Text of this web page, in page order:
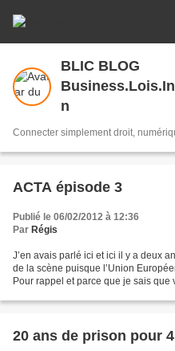
BLIC BLOG
n
Connecter simplement droit,
ACTA épisode 3
Publié le 06/02/2012 à 12:36
Par Régis
J’en avais parlé ici et ici il y a deux
de la scène puisque l’Union
Pour rappel et parce que je sais que
20 ans de prison pour